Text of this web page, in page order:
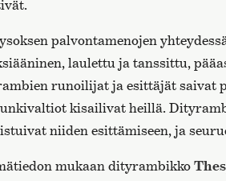
palvontamenojen
laulettu ja tanssittu,
runoilijat ja esittäjät saivat
kisailivat heillä.
niiden esittämiseen, ja
mukaan dityrambikko